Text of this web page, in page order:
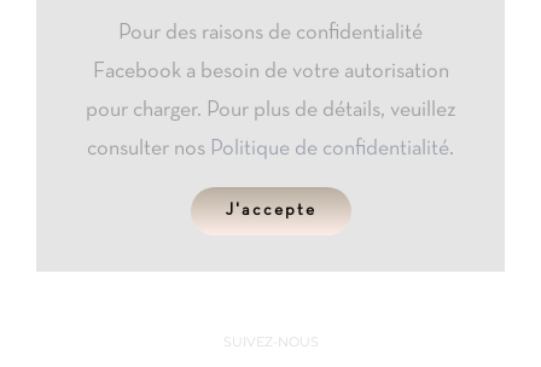
Pour des raisons de confidentialité
Facebook a besoin de votre autorisation
pour charger. Pour plus de détails, veuillez
consulter nos Politique de confidentialité.
J'accepte
SUIVEZ-NOUS